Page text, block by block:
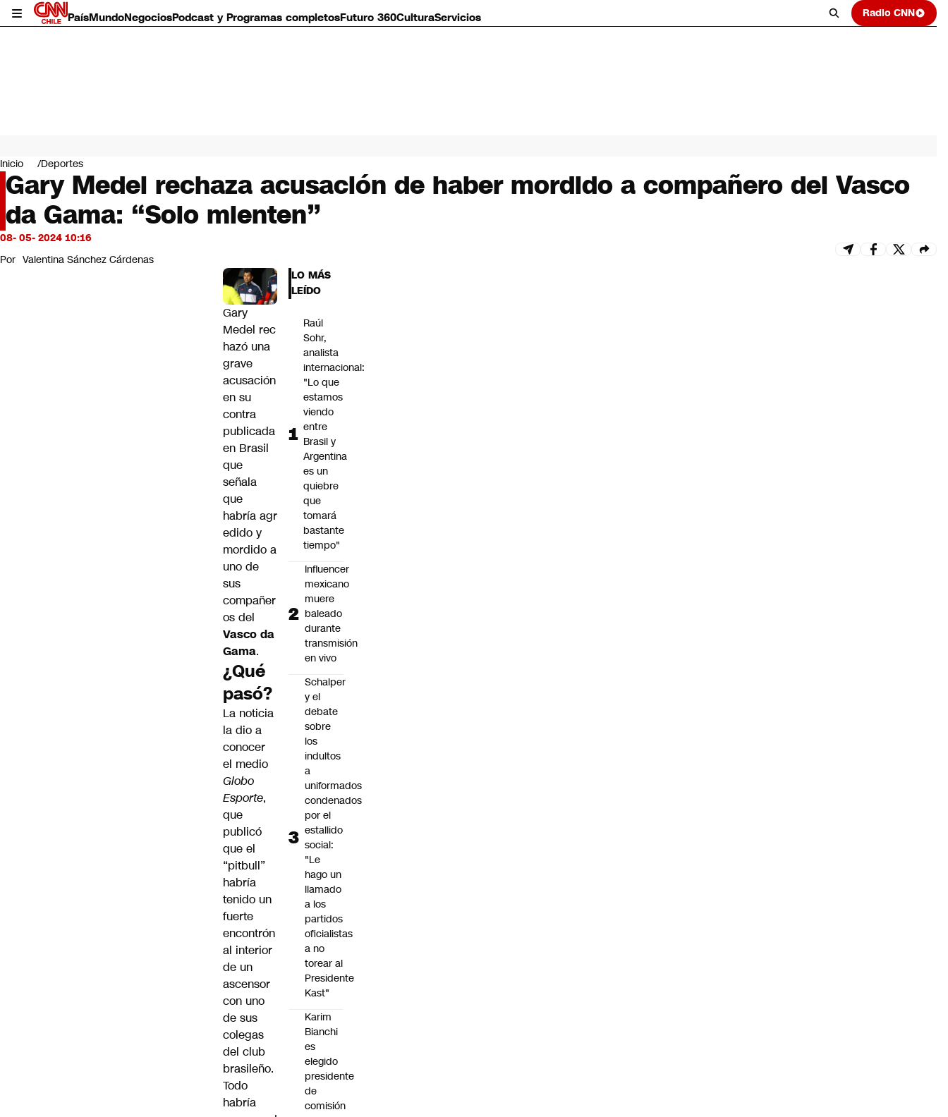
PaísMundoNegociosPodcast y Programas completosFuturo 360CulturaServicios Radio CNN
Mundo
Negocios
Deportes
Programas completos
Cultura
Servicios
Bits
CNN Data
Inicio Deportes
Gary Medel rechaza acusación de haber mordido a compañero del Vasco
da Gama: “Solo mienten”
08- 05- 2024 10:16
Por Valentina Sánchez Cárdenas
Gary
Medel rec
hazó una
grave
acusación
en su
contra
publicada
en Brasil
que
señala
que
habría agr
edido y
mordido a
uno de
sus
compañer
os del
Vasco da
Gama.
¿Qué
pasó?
La noticia
la dio a
conocer
el medio
Globo
Esporte,
que
publicó
que el
“pitbull”
habría
tenido un
fuerte
encontrón
al interior
de un
ascensor
con uno
de sus
colegas
del club
brasileño.
Todo
habría
LO MÁS
LEÍDO
Raúl
Sohr,
analista
internacional:
"Lo que
estamos
viendo
entre
Brasil y
Argentina
es un
quiebre
que
tomará
bastante
tiempo"
Influencer
mexicano
muere
baleado
durante
transmisión
en vivo
Schalper
y el
debate
sobre
los
indultos
a
uniformados
condenados
por el
estallido
social:
"Le
hago un
llamado
a los
partidos
oficialistas
a no
torear al
Presidente
Kast"
Karim
Bianchi
es
elegido
presidente
de
comisión